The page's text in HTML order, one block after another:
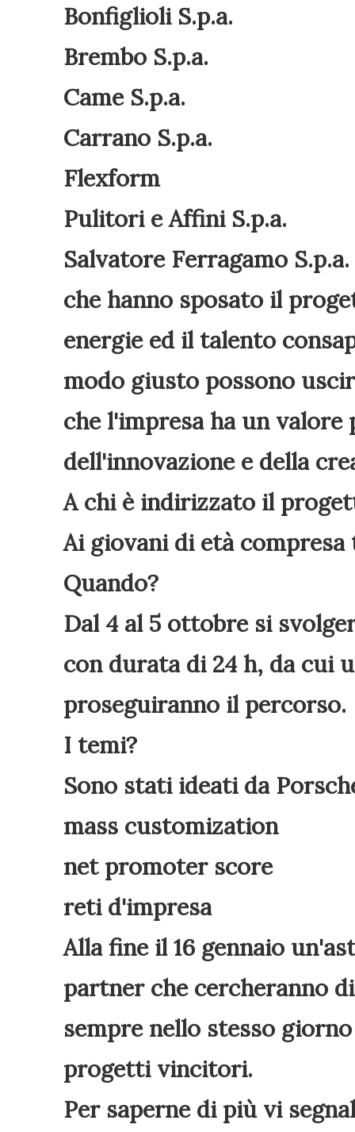
Bonfiglioli S.p.a.
Brembo S.p.a.
Came S.p.a.
Carrano S.p.a.
Flexform
Pulitori e Affini S.p.a.
Salvatore Ferragamo S.p.a.
che hanno sposato il
energie ed il talento
modo giusto possono
che l'impresa ha un
dell'innovazione e della
A chi è indirizzato il
Ai giovani di età compresa
Quando?
Dal 4 al 5 ottobre si
con durata di 24 h, da cui
proseguiranno il percorso.
I temi?
Sono stati ideati da
mass customization
net promoter score
reti d'impresa
Alla fine il 16 gennaio
partner che cercheranno
sempre nello stesso
progetti vincitori.
Per saperne di più vi